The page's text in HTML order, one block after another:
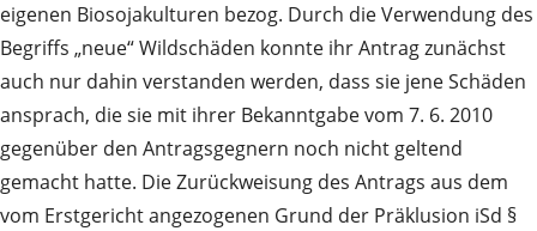
eigenen Biosojakulturen bezog. Durch die Verwendung des
Begriffs „neue“ Wildschäden konnte ihr Antrag zunächst
auch nur dahin verstanden werden, dass sie jene Schäden
ansprach, die sie mit ihrer Bekanntgabe vom 7. 6. 2010
gegenüber den Antragsgegnern noch nicht geltend
gemacht hatte. Die Zurückweisung des Antrags aus dem
vom Erstgericht angezogenen Grund der Präklusion iSd §